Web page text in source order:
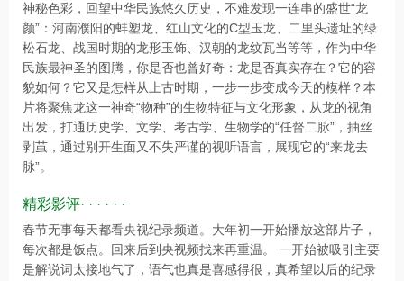
神秘色彩，回望中华民族悠久历史，不难发现一连串的盛世“龙
颜”：河南濮阳的蚌塑龙、红山文化的C型玉龙、二里头遗址的绿
松石龙、战国时期的龙形玉饰、汉朝的龙纹瓦当等等，作为中华
民族最神圣的图腾，你是否也曾好奇：龙是否真实存在？它的容
貌如何？它又是怎样从上古时期，一步一步变成今天的模样？本
片将聚焦龙这一神奇“物种”的生物特征与文化形象，从龙的视角
出发，打通历史学、文学、考古学、生物学的“任督二脉”，抽丝
剥茧，通过别开生面又不失严谨的视听语言，展现它的“来龙去
脉”。
精彩影评· · · · · ·
春节无事每天都看央视纪录频道。大年初一开始播放这部片子，
每次都是饭点。回来后到央视频找来再重温。 一开始被吸引主要
是解说词太接地气了，语气也真是喜感得很，真希望以后的纪录